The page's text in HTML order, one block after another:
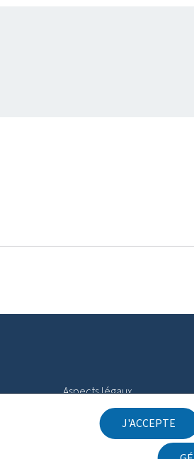
J'ACCEPTE
Aspects légaux
Déclaration d'accessibilité